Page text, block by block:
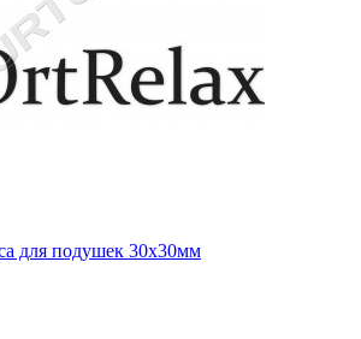
для подушек 30х30мм